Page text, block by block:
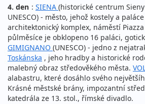
4. den : SIENA (historické centrum
UNESCO) - město, jehož kostely a
architektonický komplex, náměstí
půlměsíce je obklopeno 16 paláci,
GIMIGNANO (UNESCO) - jedno z
Toskánska , jeho hradby a historické
malebný obraz středověkého města.
alabastru, které dosáhlo svého
Krásné městské brány, impozantní
katedrála ze 13. stol., římské divadlo.